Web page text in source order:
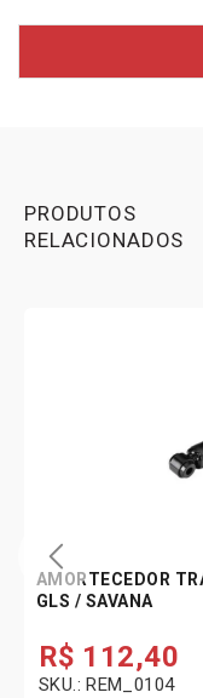
PRODUTOS
RELACIONADOS
AMORTECEDOR
GLS / SAVANA
R$ 112,40
SKU.: REM_0104